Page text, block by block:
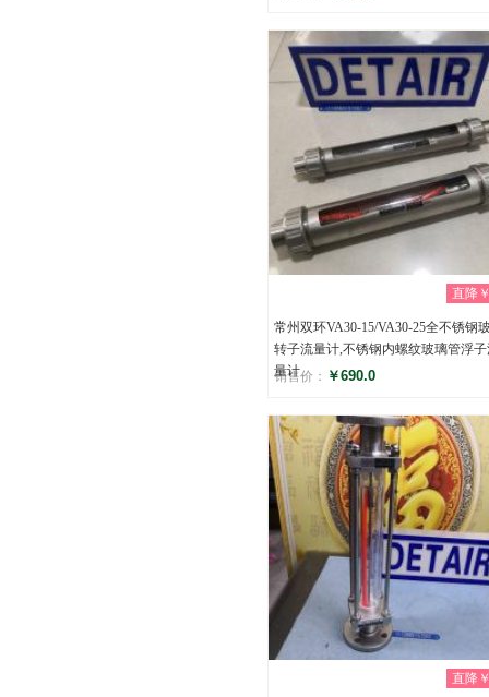
评分
(0)
直降
常州双环VA30-15/VA30-25全不锈钢
转子流量计,不锈钢内螺纹玻璃管浮
量计
销售价： ￥690.0
评分
(0)
直降